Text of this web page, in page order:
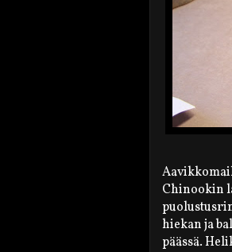
Chinookin
hiekan ja
päässä.